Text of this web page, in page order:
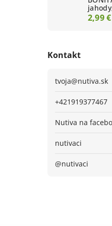
2,99 €
Kontakt
tvoja@nutiva.sk
+421919377467
Nutiva na
nutivaci
@nutivaci